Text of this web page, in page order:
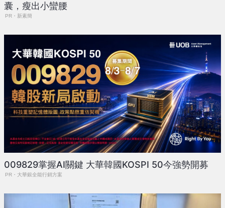
囊，瘦出小蠻腰
PR・新素簡
009829掌握AI關鍵 大華韓國KOSPI 50今強勢開募
PR・大華銀全能行銷方案